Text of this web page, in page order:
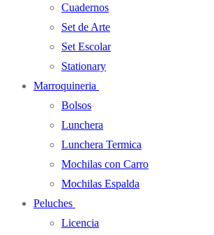
Cuadernos
Set de Arte
Set Escolar
Stationary
Marroquineria
Bolsos
Lunchera
Lunchera Termica
Mochilas con Carro
Mochilas Espalda
Peluches
Licencia